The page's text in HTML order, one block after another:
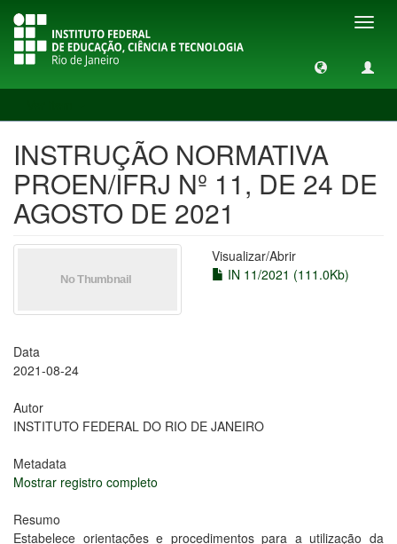
INSTRUÇÃO NORMATIVA
PROEN/IFRJ Nº 11, DE 24 DE
AGOSTO DE 2021
Visualizar/Abrir
IN 11/2021 (111.0Kb)
Data
2021-08-24
Autor
INSTITUTO FEDERAL DO RIO DE JANEIRO
Metadata
Mostrar registro completo
Resumo
Estabelece orientações e procedimentos para a utilização da